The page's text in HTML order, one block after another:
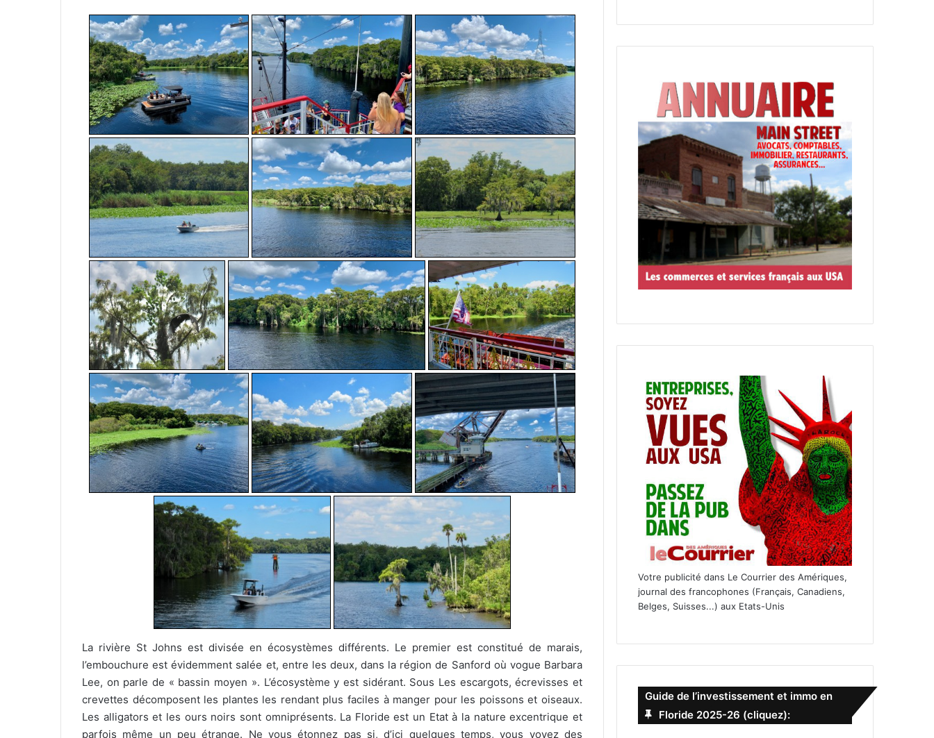
La rivière St Johns est divisée en écosystèmes différents. Le premier est constitué de marais,
l’embouchure est évidemment salée et, entre les deux, dans la région de Sanford où vogue Barbara
Lee, on parle de « bassin moyen ». L’écosystème y est sidérant. Sous Les escargots, écrevisses et
crevettes décomposent les plantes les rendant plus faciles à manger pour les poissons et oiseaux.
Les alligators et les ours noirs sont omniprésents. La Floride est un Etat à la nature excentrique et
parfois même un peu étrange. Ne vous étonnez pas si, d’ici quelques temps, vous voyez des
Votre publicité dans Le Courrier des Amériques,
journal des francophones (Français, Canadiens,
Belges, Suisses...) aux Etats-Unis
Guide de l’investissement et immo en
Floride 2025-26 (cliquez):